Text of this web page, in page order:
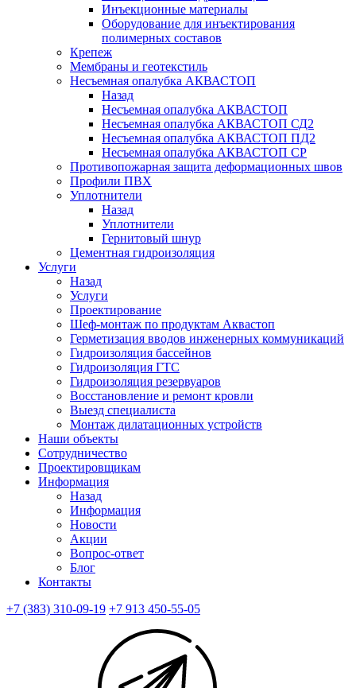
Инъекционные материалы
Оборудование для инъектирования
полимерных составов
Крепеж
Мембраны и геотекстиль
Несъемная опалубка АКВАСТОП
Назад
Несъемная опалубка АКВАСТОП
Несъемная опалубка АКВАСТОП СД2
Несъемная опалубка АКВАСТОП ПД2
Несъемная опалубка АКВАСТОП СР
Противопожарная защита деформационных швов
Профили ПВХ
Уплотнители
Назад
Уплотнители
Гернитовый шнур
Цементная гидроизоляция
Услуги
Назад
Услуги
Проектирование
Шеф-монтаж по продуктам Аквастоп
Герметизация вводов инженерных коммуникаций
Гидроизоляция бассейнов
Гидроизоляция ГТС
Гидроизоляция резервуаров
Восстановление и ремонт кровли
Выезд специалиста
Монтаж дилатационных устройств
Наши объекты
Сотрудничество
Проектировщикам
Информация
Назад
Информация
Новости
Акции
Вопрос-ответ
Блог
Контакты
+7 (383) 310-09-19 +7 913 450-55-05